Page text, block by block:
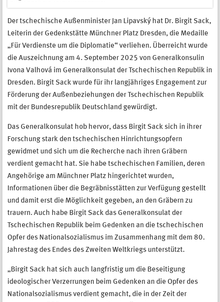
Der tschechische Außenminister Jan Lipavský hat Dr. Birgit Sack,
Leiterin der Gedenkstätte Münchner Platz Dresden, die Medaille
„Für Verdienste um die Diplomatie“ verliehen. Überreicht wurde
die Auszeichnung am 4. September 2025 von Generalkonsulin
Ivona Valhová im Generalkonsulat der Tschechischen Republik in
Dresden. Birgit Sack wurde für ihr langjähriges Engagement zur
Förderung der Außenbeziehungen der Tschechischen Republik
mit der Bundesrepublik Deutschland gewürdigt.
Das Generalkonsulat hob hervor, dass Birgit Sack sich in ihrer
Forschung stark den tschechischen Hinrichtungsopfern
gewidmet und sich um die Recherche nach ihren Gräbern
verdient gemacht hat. Sie habe tschechischen Familien, deren
Angehörige am Münchner Platz hingerichtet wurden,
Informationen über die Begräbnisstätten zur Verfügung gestellt
und damit erst die Möglichkeit gegeben, an den Gräbern zu
trauern. Auch habe Birgit Sack das Generalkonsulat der
Tschechischen Republik beim Gedenken an die tschechischen
Opfer des Nationalsozialismus im Zusammenhang mit dem 80.
Jahrestag des Endes des Zweiten Weltkriegs unterstützt.
„Birgit Sack hat sich auch langfristig um die Beseitigung
ideologischer Verzerrungen beim Gedenken an die Opfer des
Nationalsozialismus verdient gemacht, die in der Zeit der